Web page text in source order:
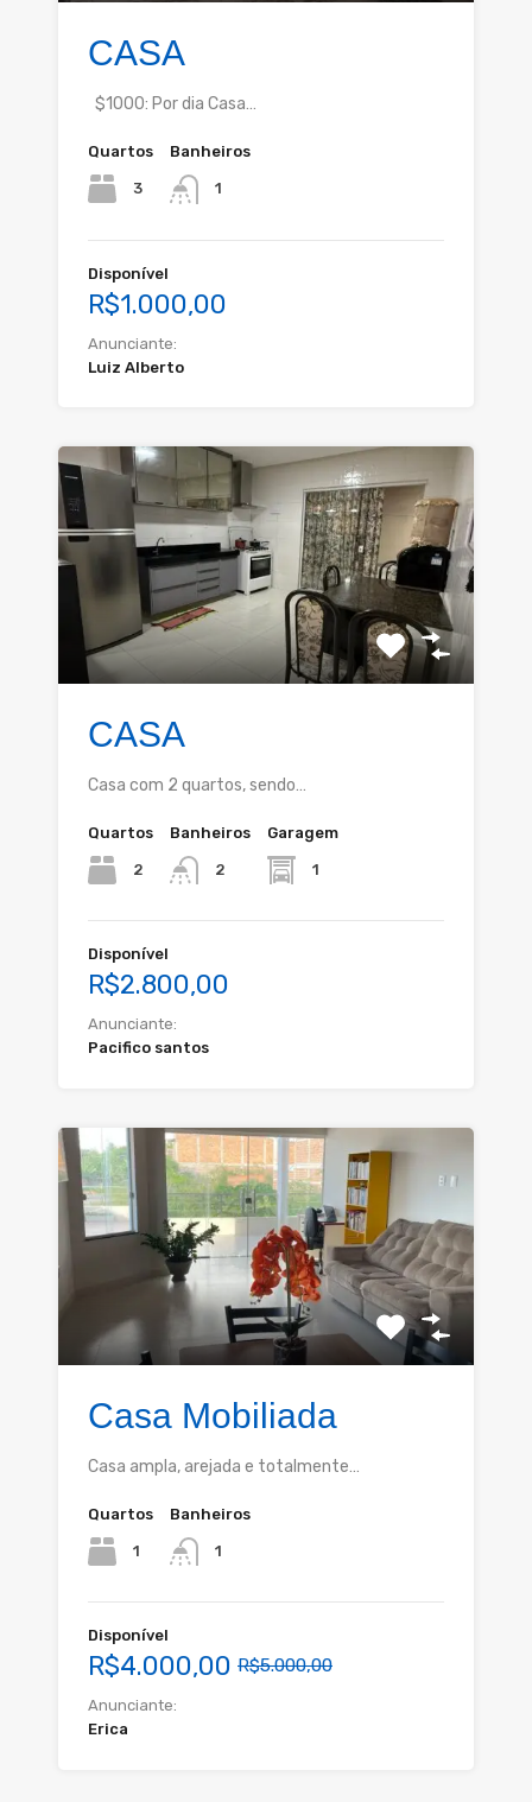
CASA
$1000: Por dia Casa…
Quartos
3
Banheiros
1
Disponível
R$1.000,00
Anunciante:
Luiz Alberto
CASA
Casa com 2 quartos, sendo…
Quartos
2
Banheiros
2
Garagem
1
Disponível
R$2.800,00
Anunciante:
Pacifico santos
Casa Mobiliada
Casa ampla, arejada e totalmente…
Quartos
1
Banheiros
1
Disponível
R$4.000,00 R$5.000,00
Anunciante:
Erica